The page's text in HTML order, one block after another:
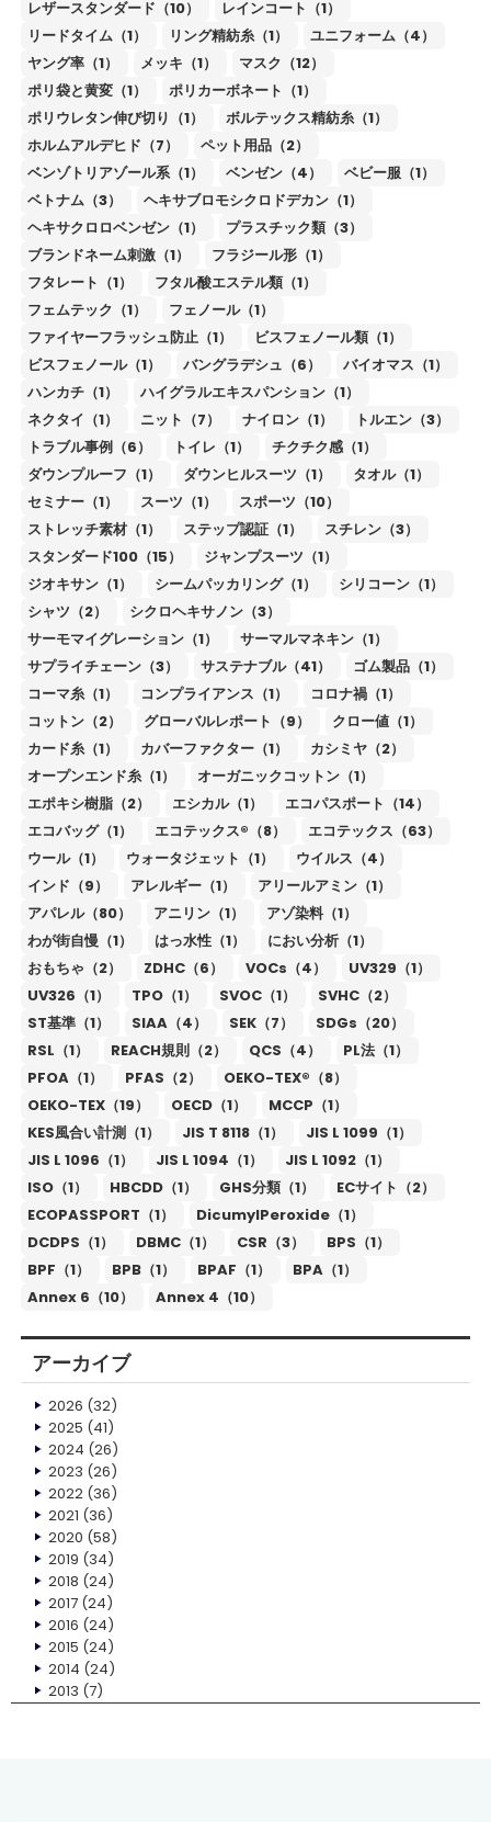
レザースタンダード（10）
レインコート（1）
リードタイム（1）
リング精紡糸（1）
ユニフォーム（4）
ヤング率（1）
メッキ（1）
マスク（12）
ポリ袋と黄変（1）
ポリカーボネート（1）
ポリウレタン伸び切り（1）
ボルテックス精紡糸（1）
ホルムアルデヒド（7）
ペット用品（2）
ベンゾトリアゾール系（1）
ベンゼン（4）
ベビー服（1）
ベトナム（3）
ヘキサブロモシクロドデカン（1）
ヘキサクロロベンゼン（1）
プラスチック類（3）
ブランドネーム刺激（1）
フラジール形（1）
フタレート（1）
フタル酸エステル類（1）
フェムテック（1）
フェノール（1）
ファイヤーフラッシュ防止（1）
ビスフェノール類（1）
ビスフェノール（1）
バングラデシュ（6）
バイオマス（1）
ハンカチ（1）
ハイグラルエキスパンション（1）
ネクタイ（1）
ニット（7） ナイロン（1）
トルエン（3）
トラブル事例（6）
トイレ（1）
チクチク感（1）
ダウンプルーフ（1）
ダウンヒルスーツ（1）
タオル（1）
セミナー（1）
スーツ（1）
スポーツ（10）
ストレッチ素材（1）
ステップ認証（1）
スチレン（3）
スタンダード100（15）
ジャンプスーツ（1）
ジオキサン（1）
シームパッカリング（1）
シリコーン（1）
シャツ（2）
シクロヘキサノン（3）
サーモマイグレーション（1）
サーマルマネキン（1）
サプライチェーン（3）
サステナブル（41）
ゴム製品（1）
コーマ糸（1）
コンプライアンス（1）
コロナ禍（1）
コットン（2）
グローバルレポート（9）
クロー値（1）
カード糸（1）
カバーファクター（1）
カシミヤ（2）
オープンエンド糸（1）
オーガニックコットン（1）
エポキシ樹脂（2）
エシカル（1）
エコパスポート（14）
エコバッグ（1）
エコテックス®（8）
エコテックス（63）
ウール（1）
ウォータジェット（1）
ウイルス（4）
インド（9）
アレルギー（1）
アリールアミン（1）
アパレル（80）
アニリン（1）
アゾ染料（1）
わが街自慢（1）
はっ水性（1）
におい分析（1）
おもちゃ（2）
ZDHC（6） VOCs（4）
UV329（1）
UV326（1）
TPO（1） SVOC（1）
SVHC（2）
ST基準（1）
SIAA（4） SEK（7）
SDGs（20）
RSL（1）
REACH規則（2） QCS（4）
PL法（1）
PFOA（1）
PFAS（2）
OEKO-TEX®（8）
OEKO-TEX（19）
OECD（1）
MCCP（1）
KES風合い計測（1）
JIS T 8118（1）
JIS L 1099（1）
JIS L 1096（1）
JIS L 1094（1）
JIS L 1092（1）
ISO（1）
HBCDD（1） GHS分類（1）
ECサイト（2）
ECOPASSPORT（1）
DicumylPeroxide（1）
DCDPS（1）
DBMC（1） CSR（3）
BPS（1）
BPF（1）
BPB（1） BPAF（1）
BPA（1）
Annex 6（10）
Annex 4（10）
アーカイブ
2026 (32)
2025 (41)
2024 (26)
2023 (26)
2022(36)
2021 (36)
2020 (58)
2019 (34)
2018 (24)
2017(24)
2016 (24)
2015 (24)
2014 (24)
2013 (7)